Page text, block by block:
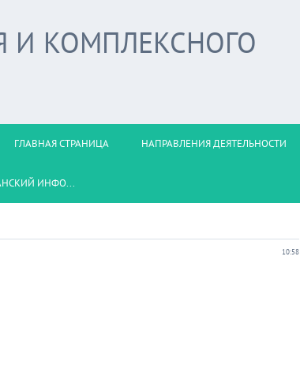
И КОМПЛЕКСНОГО
ГЛАВНАЯ СТРАНИЦА НАПРАВЛЕНИЯ ДЕЯТЕЛЬНОСТИ
ИНФО...
10:58